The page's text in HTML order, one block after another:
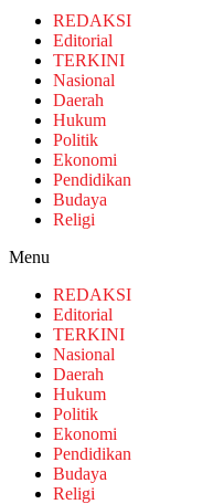
REDAKSI
Editorial
TERKINI
Nasional
Daerah
Hukum
Politik
Ekonomi
Pendidikan
Budaya
Religi
Menu
REDAKSI
Editorial
TERKINI
Nasional
Daerah
Hukum
Politik
Ekonomi
Pendidikan
Budaya
Religi